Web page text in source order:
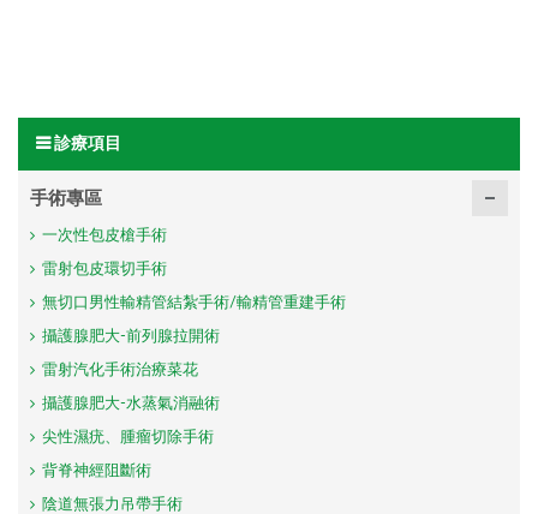
診療項目
手術專區
一次性包皮槍手術
雷射包皮環切手術
無切口男性輸精管結紮手術/輸精管重建手術
攝護腺肥大-前列腺拉開術
雷射汽化手術治療菜花
攝護腺肥大-水蒸氣消融術
尖性濕疣、腫瘤切除手術
背脊神經阻斷術
陰道無張力吊帶手術